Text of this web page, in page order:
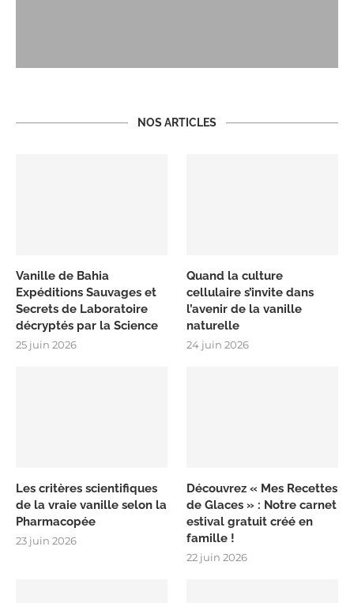
NOS ARTICLES
Vanille de Bahia
Expéditions Sauvages et
Secrets de Laboratoire
décryptés par la Science
25 juin 2026
Quand la culture
cellulaire s’invite dans
l’avenir de la vanille
naturelle
24 juin 2026
Les critères scientifiques
de la vraie vanille selon la
Pharmacopée
23 juin 2026
Découvrez « Mes Recettes
de Glaces » : Notre carnet
estival gratuit créé en
famille !
22 juin 2026